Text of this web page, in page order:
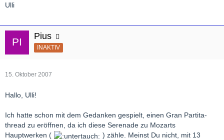
Ulli
Pius
INAKTIV
15. Oktober 2007
Hallo, Ulli!
Ich hatte schon mit dem Gedanken gespielt, einen Gran Partita-
thread zu eröffnen, da ich diese Serenade zu Mozarts
Hauptwerken (
) zähle. Meinst Du nicht, mit 13